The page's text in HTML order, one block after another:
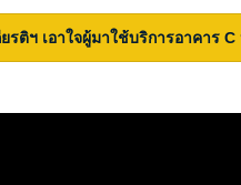
รติฯ เอาใจผู้มาใช้บริการอาคาร